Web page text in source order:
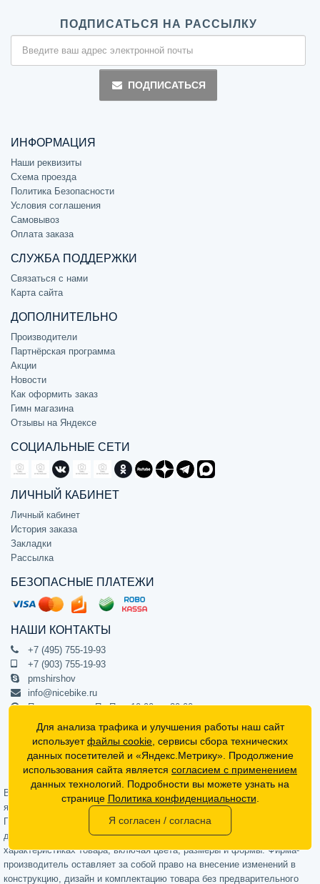
ПОДПИСАТЬСЯ НА РАССЫЛКУ
ПОДПИСАТЬСЯ
ИНФОРМАЦИЯ
Наши реквизиты
Схема проезда
Политика Безопасности
Условия соглашения
Самовывоз
Оплата заказа
СЛУЖБА ПОДДЕРЖКИ
Связаться с нами
Карта сайта
ДОПОЛНИТЕЛЬНО
Производители
Партнёрская программа
Акции
Новости
Как оформить заказ
Гимн магазина
Отзывы на Яндексе
СОЦИАЛЬНЫЕ СЕТИ
ЛИЧНЫЙ КАБИНЕТ
Личный кабинет
История заказа
Закладки
Рассылка
БЕЗОПАСНЫЕ ПЛАТЕЖИ
НАШИ КОНТАКТЫ
+7 (495) 755-19-93
+7 (903) 755-19-93
pmshirshov
info@nicebike.ru
Прием звонков Пн-Пт с 10:00 до 20:00
ПВЗ Пн-Пт с 10:00 до 20:00
г. Москва, ул. Барклая 13с1
подъезд 1, цокольный этаж, офис 1
Официальный интернет-магазин NiceBike © 2012 - 2026
Вся информация на сайте носит ознакомительный характер, не
является публичной офертой (определяемой положениями Статьи 437
Гражданского кодекса РФ) и не может в полной мере передавать
достоверную информацию о свойствах, комплектации и
характеристиках товара, включая цвета, размеры и формы. Фирма-
производитель оставляет за собой право на внесение изменений в
конструкцию, дизайн и комплектацию товара без предварительного
Для анализа трафика и улучшения работы наш сайт
используетфайлы cookie , сервисы сбора технических
данных посетителей и «Яндекс.Метрику». Продолжение
использования сайта является согласием с применением
данных технологий. Подробности вы можете узнать на
странице Политика конфиденциальности
Я согласен / согласна